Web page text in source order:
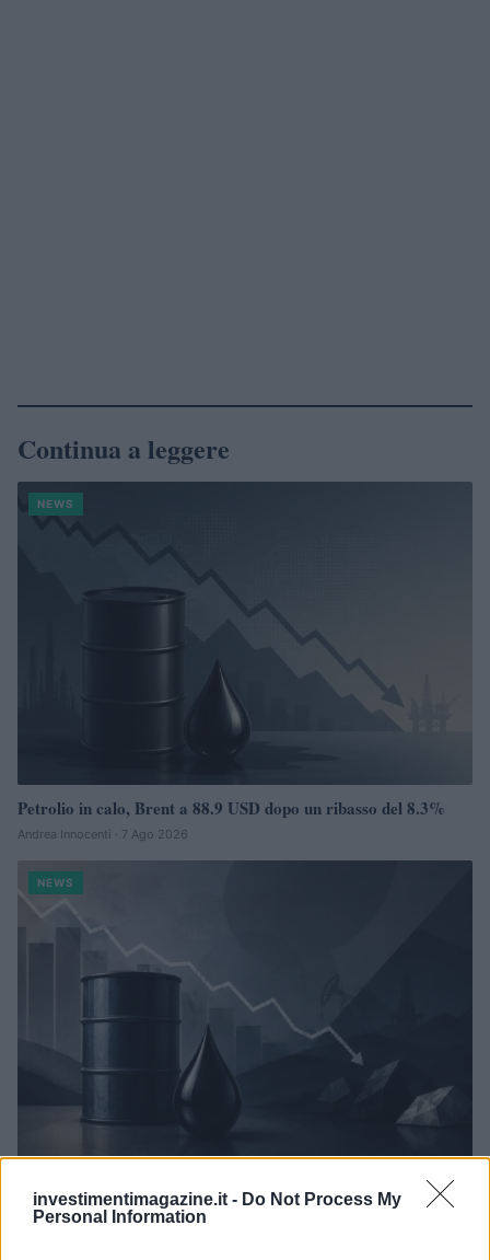
investimentimagazine.it - Do Not Process My
Personal Information
Continua a leggere
NEWS
Petrolio in calo, Brent a 88.9 USD dopo un ribasso del 8.3%
Andrea Innocenti · 7 Ago 2026
NEWS
Petrolio in calo: Brent a 88.9 dollari, ribassi diffusi tra le
materie prime